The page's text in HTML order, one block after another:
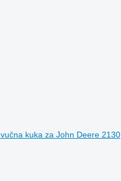
vučna kuka za John Deere 2130